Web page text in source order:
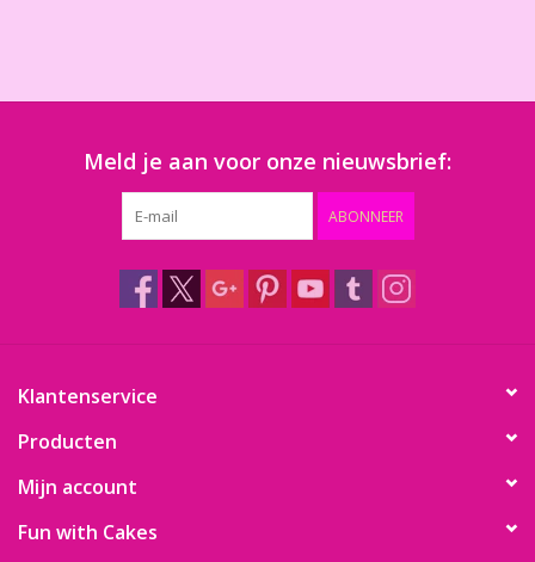
Meld je aan voor onze nieuwsbrief:
ABONNEER
Klantenservice
Producten
Mijn account
Fun with Cakes